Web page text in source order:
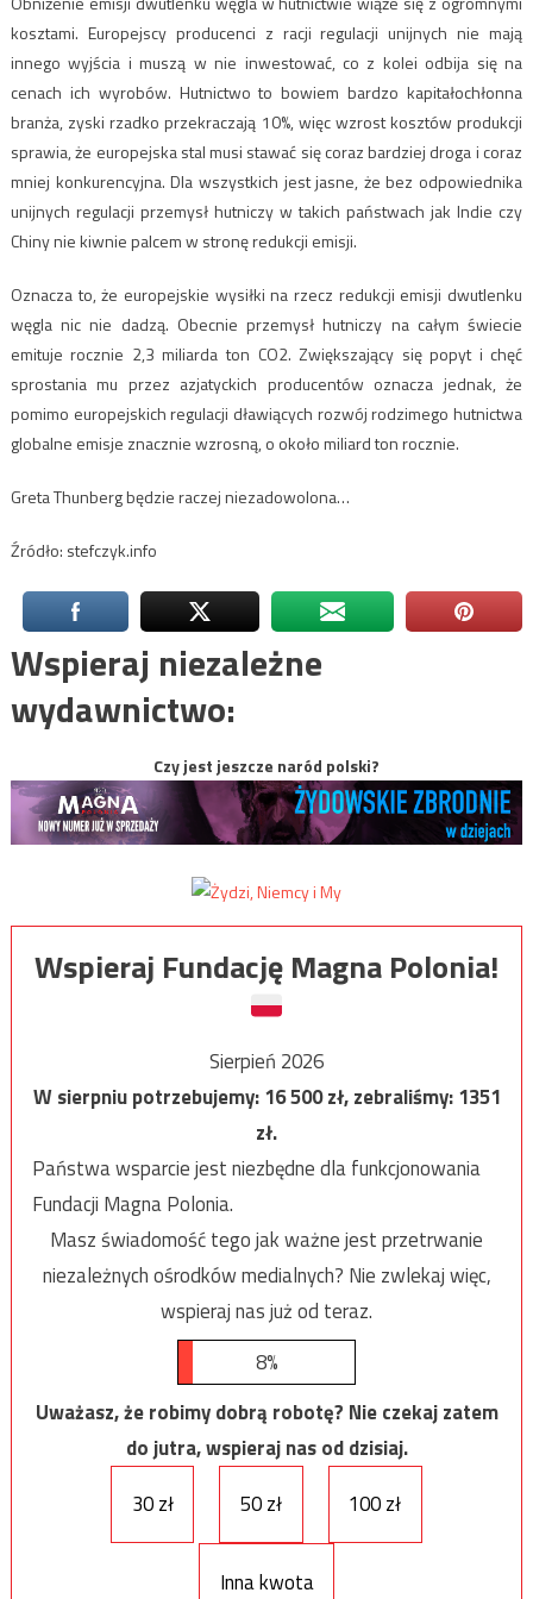
kosztami. Europejscy producenci z racji regulacji unijnych nie mają
innego wyjścia i muszą w nie inwestować, co z kolei odbija się na
cenach ich wyrobów. Hutnictwo to bowiem bardzo kapitałochłonna
branża, zyski rzadko przekraczają 10%, więc wzrost kosztów produkcji
sprawia, że europejska stal musi stawać się coraz bardziej droga i coraz
mniej konkurencyjna. Dla wszystkich jest jasne, że bez odpowiednika
unijnych regulacji przemysł hutniczy w takich państwach jak Indie czy
Chiny nie kiwnie palcem w stronę redukcji emisji.
Oznacza to, że europejskie wysiłki na rzecz redukcji emisji dwutlenku
węgla nic nie dadzą. Obecnie przemysł hutniczy na całym świecie
emituje rocznie 2,3 miliarda ton CO2. Zwiększający się popyt i chęć
sprostania mu przez azjatyckich producentów oznacza jednak, że
pomimo europejskich regulacji dławiących rozwój rodzimego hutnictwa
globalne emisje znacznie wzrosną, o około miliard ton rocznie.
Greta Thunberg będzie raczej niezadowolona…
Źródło: stefczyk.info
Wspieraj niezależne
wydawnictwo:
Czy jest jeszcze naród polski?
Wspieraj Fundację Magna Polonia!
Sierpień 2026
W sierpniu potrzebujemy:16 500zł, zebraliśmy:1351
zł.
Państwa wsparcie jest niezbędne dla funkcjonowania
Fundacji Magna Polonia.
Masz świadomość tego jak ważne jest przetrwanie
niezależnych ośrodków medialnych? Nie zwlekaj więc,
wspieraj nas już od teraz.
8%
Uważasz, że robimy dobrą robotę? Nie czekaj zatem
do jutra, wspieraj nas od dzisiaj.
30 zł
50 zł 100 zł
Inna kwota